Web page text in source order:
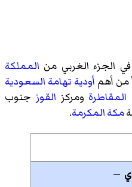
في الجزء الغربي من المملكة
من أهم أودية تهامة السعودية
ومركز القوز جنوب
مكة المكرمة.
—